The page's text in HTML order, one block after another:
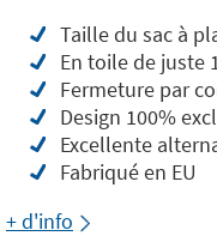
Taille du sac à
En toile de juste
Fermeture par
Design 100%
Excellente
Fabriqué en EU
+ d'info